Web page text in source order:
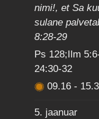
nimi!, et Sa
sulane
8:28-29
Ps 128;Ilm
24:30-32
09.16-
5. jaanuar